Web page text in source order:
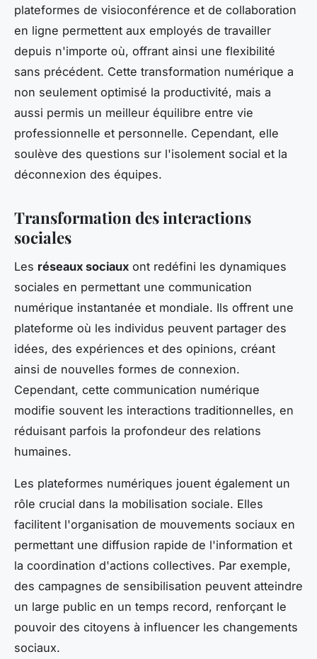
plateformes de visioconférence et de collaboration
en ligne permettent aux employés de travailler
depuis n'importe où, offrant ainsi une flexibilité
sans précédent. Cette transformation numérique a
non seulement optimisé la productivité, mais a
aussi permis un meilleur équilibre entre vie
professionnelle et personnelle. Cependant, elle
soulève des questions sur l'isolement social et la
déconnexion des équipes.
Transformation des interactions
sociales
Les réseaux sociaux ont redéfini les dynamiques
sociales en permettant une communication
numérique instantanée et mondiale. Ils offrent une
plateforme où les individus peuvent partager des
idées, des expériences et des opinions, créant
ainsi de nouvelles formes de connexion.
Cependant, cette communication numérique
modifie souvent les interactions traditionnelles, en
réduisant parfois la profondeur des relations
humaines.
Les plateformes numériques jouent également un
rôle crucial dans la mobilisation sociale. Elles
facilitent l'organisation de mouvements sociaux en
permettant une diffusion rapide de l'information et
la coordination d'actions collectives. Par exemple,
des campagnes de sensibilisation peuvent atteindre
un large public en un temps record, renforçant le
pouvoir des citoyens à influencer les changements
sociaux.